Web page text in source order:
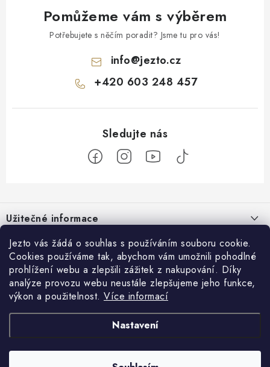
Jezto vás žádá o souhlas s používáním souboru cookie.
Cookies používáme tak, abychom vám umožnili pohodlné
prohlížení webu a zlepšili zážitek z nakupování. Díky
analýze provozu webu neustále zlepšujeme jeho funkce,
výkon a použitelnost. Více informací
Nastavení
Pomůžeme vám s výběrem
Potřebujete s něčím poradit? Jsme tu pro vás!
info@jezto.cz
+420 603 248 457
pUžitečné informace
O nás
Náš příběh
Firemní dárky
Kariéra
Blog
Zákaznický servis
Obchodní podmínky
Ochrana osobních údajů
Doprava & platba
Hodnocení obchodu
Přijímáme online platby
Facebook